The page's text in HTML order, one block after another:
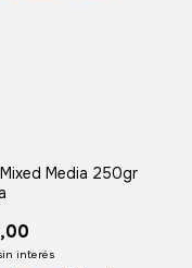
Media 250gr
interés